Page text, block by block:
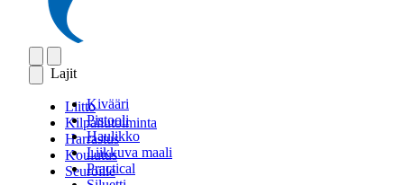
Lajit
Kivääri
Pistooli
Haulikko
Liikkuva maali
Practical
Liitto
Kilpailutoiminta
Harrastus
Koulutus
Seuroille